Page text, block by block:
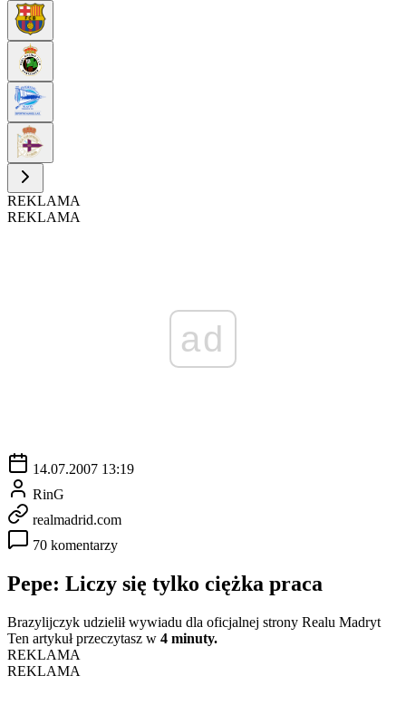
REKLAMA
REKLAMA
ad
14.07.2007 13:19
RinG
realmadrid.com
70 komentarzy
Pepe: Liczy się tylko ciężka praca
Brazylijczyk udzielił wywiadu dla oficjalnej strony Realu Madryt
Ten artykuł przeczytasz w 4 minuty.
REKLAMA
REKLAMA